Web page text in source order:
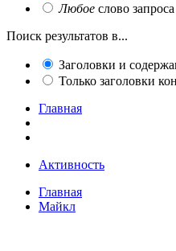
Любое слово запроса
Поиск результатов в...
Заголовки и
Только заголовки
Главная
Активность
Главная
Майкл